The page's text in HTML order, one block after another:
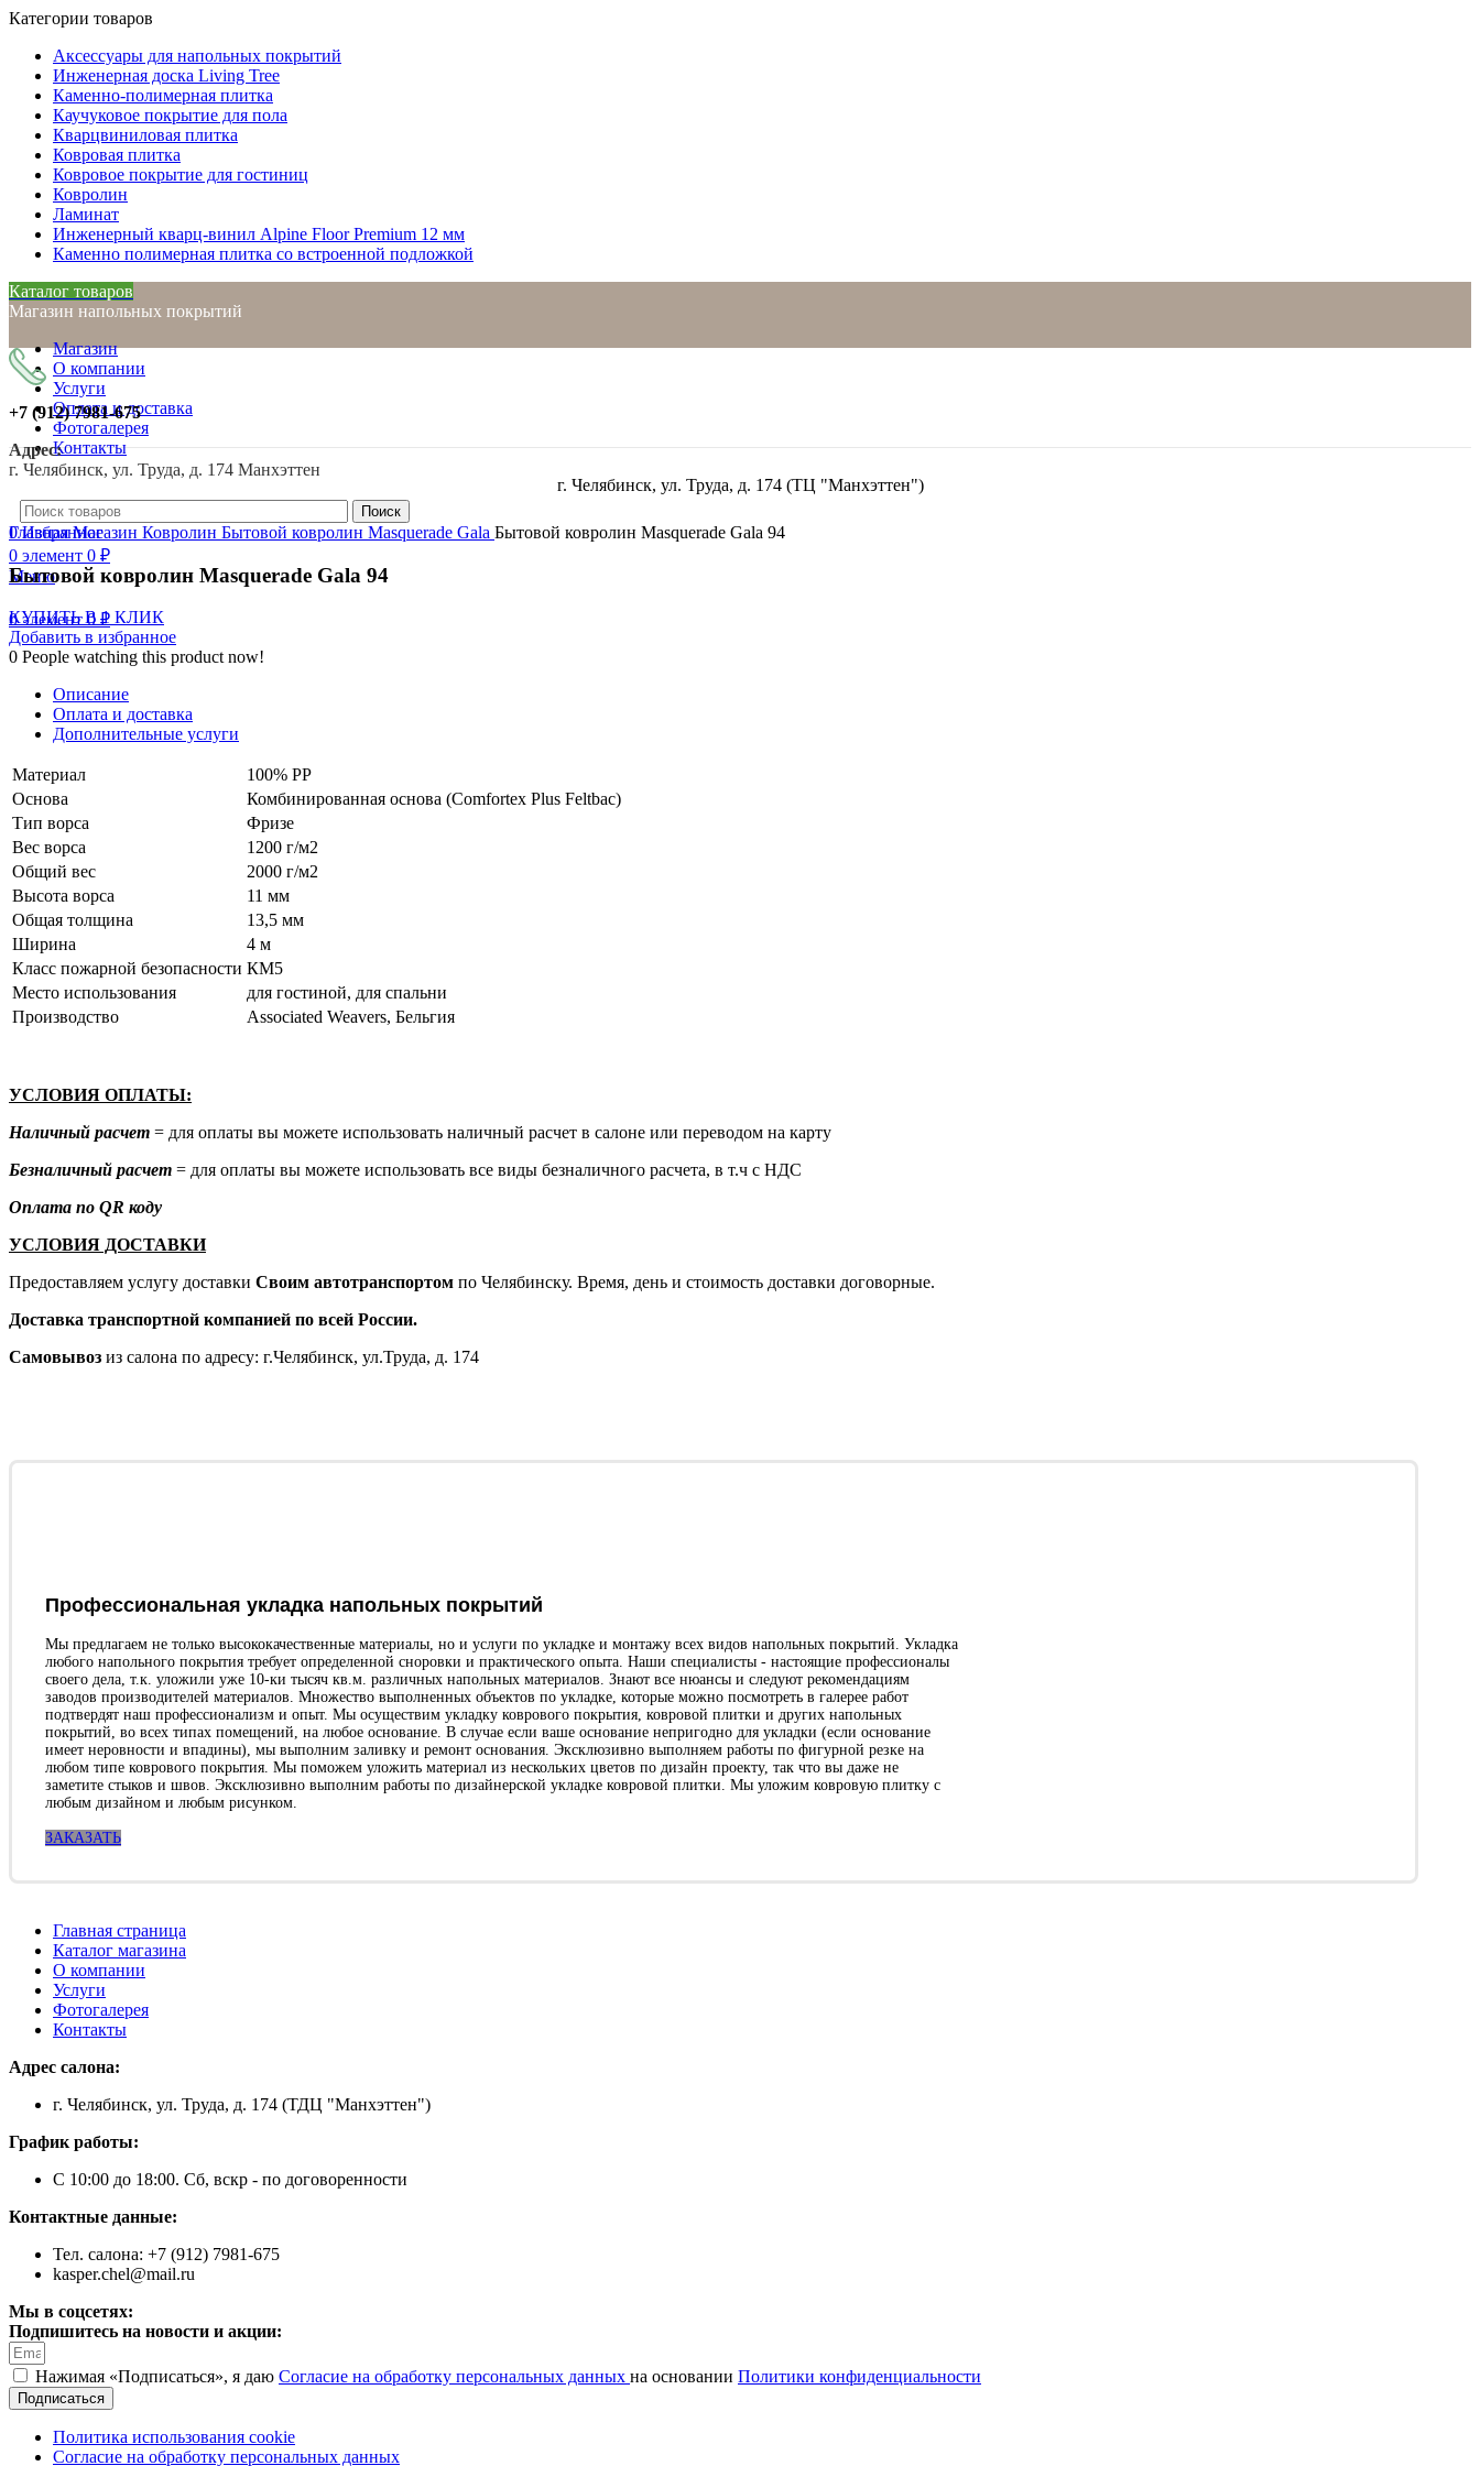
Категории товаров
Аксессуары для напольных покрытий
Инженерная доска Living Tree
Каменно-полимерная плитка
Каучуковое покрытие для пола
Кварцвиниловая плитка
Ковровая плитка
Ковровое покрытие для гостиниц
Ковролин
Ламинат
Инженерный кварц-винил Alpine Floor Premium 12 мм
Каменно полимерная плитка со встроенной подложкой
Каталог товаров
Магазин напольных покрытий
Магазин
О компании
Услуги
Оплата и доставка
Фотогалерея
Контакты
г. Челябинск, ул. Труда, д. 174 (ТЦ "Манхэттен")
+7 (912)7981-675
Адрес:
г. Челябинск, ул. Труда, д. 174 Манхэттен
Поиск
0Избранное
0 элемент 0 ₽
Меню
0элемент 0 ₽
Нажмите, чтобы увеличить
ГлавнаяМагазин Ковролин Бытовой ковролин Masquerade Gala Бытовой ковролин Masquerade Gala 94
Бытовой ковролин Masquerade Gala 94
КУПИТЬ В 1 КЛИК
Добавить в избранное
0 People watching this product now!
Описание
Оплата и доставка
Дополнительные услуги
Материал
100% PP
Основа
Комбинированная основа (Comfortex Plus Feltbac)
Тип ворса
Фризе
Вес ворса
1200 г/м2
Общий вес
2000 г/м2
Высота ворса
11 мм
Общая толщина
13,5 мм
Ширина
4 м
Класс пожарной безопасности КМ5
Место использования
для гостиной, для спальни
Производство
Associated Weavers, Бельгия
УСЛОВИЯ ОПЛАТЫ:
Наличный расчет = для оплаты вы можете использовать наличный расчет в салоне или переводом на карту
Безналичный расчет = для оплаты вы можете использовать все виды безналичного расчета, в т.ч с НДС
Оплата по QR коду
УСЛОВИЯ ДОСТАВКИ
Предоставляем услугу доставки Своим автотранспортом по Челябинску. Время, день и стоимость доставки договорные.
Доставка транспортной компанией по всей России.
Самовывоз из салона по адресу: г.Челябинск, ул.Труда, д. 174
Профессиональная укладка напольных покрытий
Мы предлагаем не только высококачественные материалы, но и услуги по укладке и монтажу всех видов напольных покрытий. Укладка
любого напольного покрытия требует определенной сноровки и практического опыта. Наши специалисты - настоящие профессионалы
своего дела, т.к. уложили уже 10-ки тысяч кв.м. различных напольных материалов. Знают все нюансы и следуют рекомендациям
заводов производителей материалов. Множество выполненных объектов по укладке, которые можно посмотреть в галерее работ
подтвердят наш профессионализм и опыт. Мы осуществим укладку коврового покрытия, ковровой плитки и других напольных
покрытий, во всех типах помещений, на любое основание. В случае если ваше основание непригодно для укладки (если основание
имеет неровности и впадины), мы выполним заливку и ремонт основания. Эксклюзивно выполняем работы по фигурной резке на
любом типе коврового покрытия. Мы поможем уложить материал из нескольких цветов по дизайн проекту, так что вы даже не
заметите стыков и швов. Эксклюзивно выполним работы по дизайнерской укладке ковровой плитки. Мы уложим ковровую плитку с
любым дизайном и любым рисунком.
ЗАКАЗАТЬ
Главная страница
Каталог магазина
О компании
Услуги
Фотогалерея
Контакты
Адрес салона:
г. Челябинск, ул. Труда, д. 174 (ТДЦ "Манхэттен")
График работы:
С 10:00 до 18:00. Сб, вскр - по договоренности
Контактные данные:
Тел. салона: +7 (912) 7981-675
kasper.chel@mail.ru
Мы в соцсетях:
Подпишитесь на новости и акции:
Нажимая «Подписаться», я даю Согласие на обработку персональных данных на основании Политики конфиденциальности
Подписаться
Политика использования cookie
Согласие на обработку персональных данных